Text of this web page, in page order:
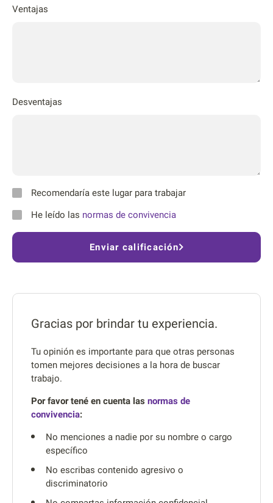
Ventajas
Desventajas
Recomendaría este lugar para trabajar
He leído las normas de convivencia
Enviar calificación
Gracias por brindar tu experiencia.
Tu opinión es importante para que otras personas
tomen mejores decisiones a la hora de buscar
trabajo.
Por favor tené en cuenta las normas de
convivencia:
No menciones a nadie por su nombre o cargo
específico
No escribas contenido agresivo o
discriminatorio